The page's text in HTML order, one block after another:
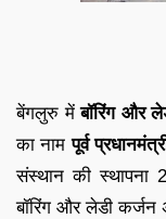
बेंगलुरु मेंबॉरिंग और
का नामपूर्व
संस्थान की स्थापना
बॉरिंग और लेडी